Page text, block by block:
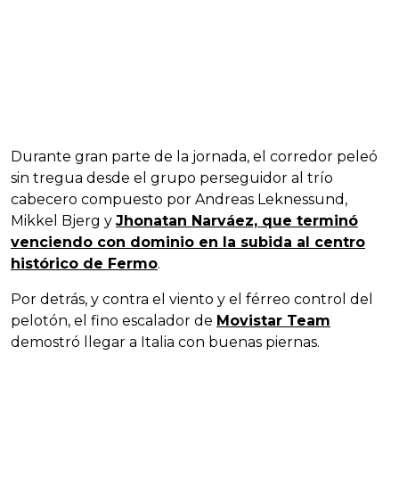
Durante gran parte de la jornada, el corredor peleó
sin tregua desde el grupo perseguidor al trío
cabecero compuesto por Andreas Leknessund,
Mikkel Bjerg y Jhonatan Narváez, que terminó
venciendo con dominio en la subida al centro
histórico de Fermo.
Por detrás, y contra el viento y el férreo control del
pelotón, el fino escalador de Movistar Team
demostró llegar a Italia con buenas piernas.